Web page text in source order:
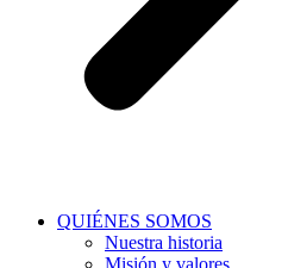
QUIÉNES SOMOS
Nuestra historia
Misión y valores